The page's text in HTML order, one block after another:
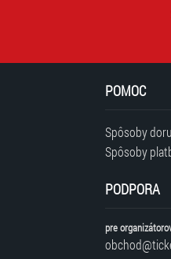
POMOC
Spôsoby
Spôsoby
PODPORA
pre